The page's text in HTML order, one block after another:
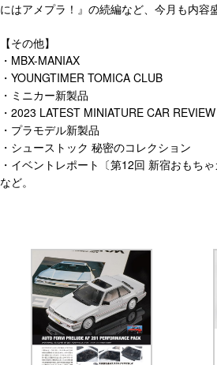
にはアメプラ！』の続編など、今月も内容
【その他】
・MBX-MANIAX
・YOUNGTIMER TOMICA CLUB
・ミニカー新製品
・2023 LATEST MINIATURE CAR REVIEW
・プラモデル新製品
・シューストック 秘密のコレクション
・イベントレポート〔第12回 新宿おもちゃ
など。